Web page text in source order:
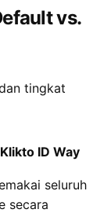
vs.
tingkat
Klikto ID Way
seluruh
secara